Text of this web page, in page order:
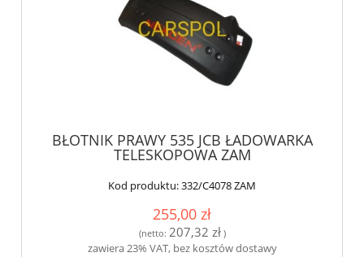
BŁOTNIK PRAWY 535 JCB ŁADOWARKA
TELESKOPOWA ZAM
Kod produktu:332/C4078 ZAM
255,00 zł
(netto: 207,32 zł)
zawiera 23% VAT, bez kosztów dostawy